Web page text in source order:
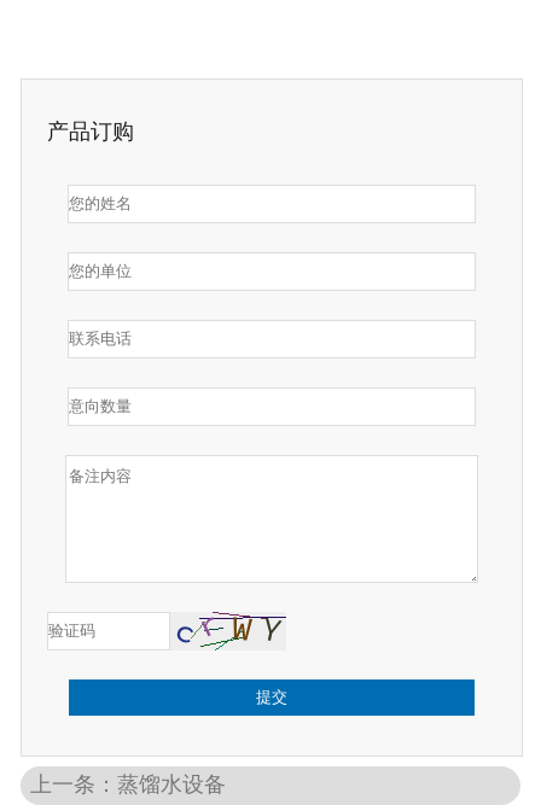
产品订购
提交
上一条：蒸馏水设备